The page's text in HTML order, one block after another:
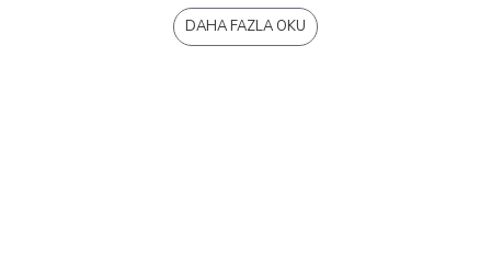
DAHA FAZLA OKU